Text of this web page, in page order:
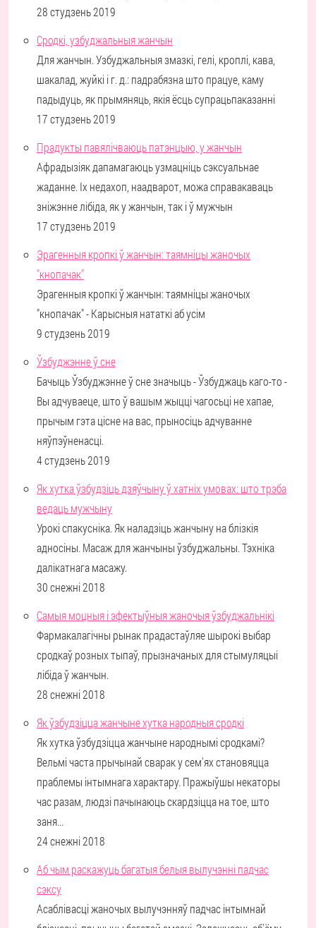
28 студзень 2019
Сродкі, узбуджальныя жанчын
Для жанчын. Узбуджальныя змазкі, гелі, кроплі, кава,
шакалад, жуйкі і г. д.: падрабязна што працуе, каму
падыдуць, як прымяняць, якія ёсць супрацьпаказанні
17 студзень 2019
Прадукты павялічваюць патэнцыю, у жанчын
Афрадызіяк дапамагаюць узмацніць сэксуальнае
жаданне. Іх недахоп, наадварот, можа справакаваць
зніжэнне лібіда, як у жанчын, так і ў мужчын
17 студзень 2019
Эрагенныя кропкі ў жанчын: таямніцы жаночых
"кнопачак"
Эрагенныя кропкі ў жанчын: таямніцы жаночых
"кнопачак" - Карысныя нататкі аб усім
9 студзень 2019
Ўзбуджэнне ў сне
Бачыць Ўзбуджэнне ў сне значыць - Ўзбуджаць каго-то -
Вы адчуваеце, што ў вашым жыцці чагосьці не хапае,
прычым гэта цісне на вас, прыносіць адчуванне
няўпэўненасці.
4 студзень 2019
Як хутка ўзбудзіць дзяўчыну ў хатніх умовах: што трэба
ведаць мужчыну
Урокі спакусніка. Як наладзіць жанчыну на блізкія
адносіны. Масаж для жанчыны ўзбуджальны. Тэхніка
далікатнага масажу.
30 снежні 2018
Самыя моцныя і эфектыўныя жаночыя ўзбуджальнікі
Фармакалагічны рынак прадастаўляе шырокі выбар
сродкаў розных тыпаў, прызначаных для стымуляцыі
лібіда ў жанчын.
28 снежні 2018
Як ўзбудзіцца жанчыне хутка народныя сродкі
Як хутка ўзбудзіцца жанчыне народнымі сродкамі?
Вельмі часта прычынай сварак у сем'ях становяцца
праблемы інтымнага характару. Пражыўшы некаторы
час разам, людзі пачынаюць скардзіцца на тое, што
заня...
24 снежні 2018
Аб чым раскажуць багатыя белыя вылучэнні падчас
сэксу
Асаблівасці жаночых вылучэнняў падчас інтымнай